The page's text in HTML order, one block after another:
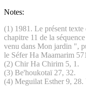
Notes:
(1) 1981. Le présent texte
chapitre 11 de la
venu dans Mon jardin ",
le Séfer Ha Maamarim
(2) Chir Ha Chirim 5, 1.
(3) Be'houkotaï 27, 32.
(4) Meguilat Esther 9,